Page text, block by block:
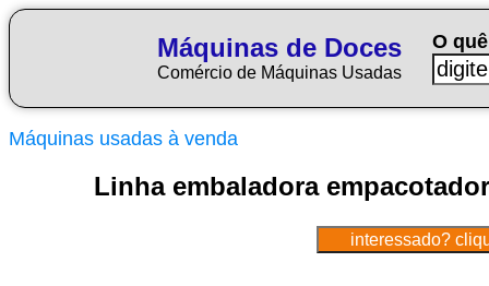
Máquinas de Doces
Comércio de Máquinas Usadas
O
Máquinas usadas à venda
Linha embaladora